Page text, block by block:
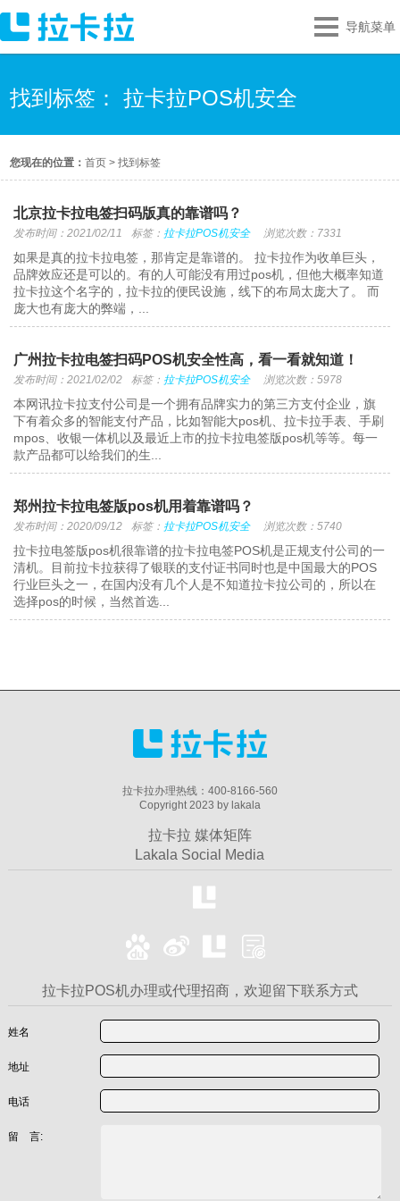
导航菜单
找到标签： 拉卡拉POS机安全
您现在的位置：首页 >找到标签
北京拉卡拉电签扫码版真的靠谱吗？
发布时间：2021/02/11 标签： 拉卡拉POS机安全 浏览次数：7331
如果是真的拉卡拉电签，那肯定是靠谱的。 拉卡拉作为收单巨头，
品牌效应还是可以的。有的人可能没有用过pos机，但他大概率知道
拉卡拉这个名字的，拉卡拉的便民设施，线下的布局太庞大了。 而
庞大也有庞大的弊端，...
广州拉卡拉电签扫码POS机安全性高，看一看就知道！
发布时间：2021/02/02 标签： 拉卡拉POS机安全 浏览次数：5978
本网讯拉卡拉支付公司是一个拥有品牌实力的第三方支付企业，旗
下有着众多的智能支付产品，比如智能大pos机、拉卡拉手表、手刷
mpos、收银一体机以及最近上市的拉卡拉电签版pos机等等。每一
款产品都可以给我们的生...
郑州拉卡拉电签版pos机用着靠谱吗？
发布时间：2020/09/12 标签： 拉卡拉POS机安全 浏览次数：5740
拉卡拉电签版pos机很靠谱的拉卡拉电签POS机是正规支付公司的一
清机。目前拉卡拉获得了银联的支付证书同时也是中国最大的POS
行业巨头之一，在国内没有几个人是不知道拉卡拉公司的，所以在
选择pos的时候，当然首选...
拉卡拉办理热线：400-8166-560
Copyright 2023 by lakala
拉卡拉 媒体矩阵
Lakala Social Media
拉卡拉POS机办理或代理招商，欢迎留下联系方式
姓名
地址
电话
留 言: